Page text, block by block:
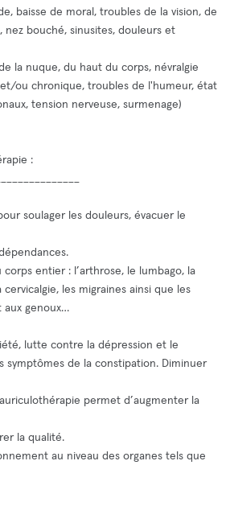
baisse de moral, troubles de la vision, de
nez bouché, sinusites, douleurs et
la nuque, du haut du corps, névralgie
et/ou chronique, troubles de l'humeur, état
tension nerveuse, surmenage)
:
soulager les douleurs, évacuer le
entier : l’arthrose, le lumbago, la
cervicalgie, les migraines ainsi que les
aux genoux…
lutte contre la dépression et le
symptômes de la constipation. Diminuer
permet d’augmenter la
la qualité.
au niveau des organes tels que